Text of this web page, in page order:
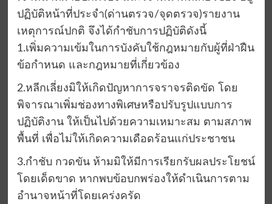
ปฏิบัติหน้าที่ประจำ(ด่านตรวจ/จุดตรวจ)รายงาน
เหตุการณ์ปกติ จึงได้กำชับการปฏิบัติดังนี้
1.เพิ่มความเข้มในการบังคับใช้กฎหมายกับผู้ที่ฝ่าฝืน
ข้อกำหนด และกฎหมายที่เกี่ยวข้อง
2.หลีกเลี่ยงมิให้เกิดปัญหาการจราจรติดขัด โดย
พิจารณาเพิ่มช่องทางพิเศษหรือปรับรูปแบบการ
ปฏิบัติงาน ให้เป็นไปด้วยความเหมาะสม ตามสภาพ
พื้นที่ เพื่อไม่ให้เกิดความเดือดร้อนแก่ประชาชน
3.กำชับ กวดขัน ห้ามมิให้มีการเรียกรับผลประโยชน์
โดยเด็ดขาด หากพบข้อบกพร่องให้ดำเนินการตาม
อำนาจหน้าที่โดยเคร่งครัด